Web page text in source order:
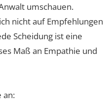
umschauen.
nicht auf Empfehlungen
Scheidung ist eine
Maß an Empathie und
an: